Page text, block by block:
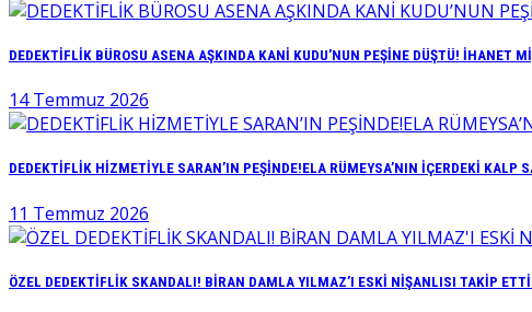
DEDEKTİFLİK BÜROSU ASENA AŞKINDA KANİ KUDU’NUN PEŞİNE DÜŞTÜ! İHANET
14 Temmuz 2026
DEDEKTİFLİK HİZMETİYLE SARAN’IN PEŞİNDE!ELA RÜMEYSA’NIN İÇERDEKİ KALP
11 Temmuz 2026
ÖZEL DEDEKTİFLİK SKANDALI! BİRAN DAMLA YILMAZ’I ESKİ NİŞANLISI TAKİP